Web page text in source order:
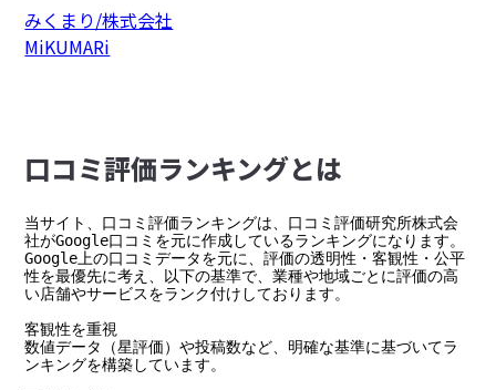
みくまり/株式会社
MiKUMARi
⼝コミ評価ランキングとは
当サイト、口コミ評価ランキングは、口コミ評価研究所株式会
社がGoogle口コミを元に作成しているランキングになります。
Google上の口コミデータを元に、評価の透明性・客観性・公平
性を最優先に考え、以下の基準で、業種や地域ごとに評価の高
い店舗やサービスをランク付けしております。
客観性を重視
数値データ（星評価）や投稿数など、明確な基準に基づいてラ
ンキングを構築しています。